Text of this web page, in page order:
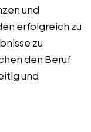
und
erfolgreich zu
zu
den Beruf
und